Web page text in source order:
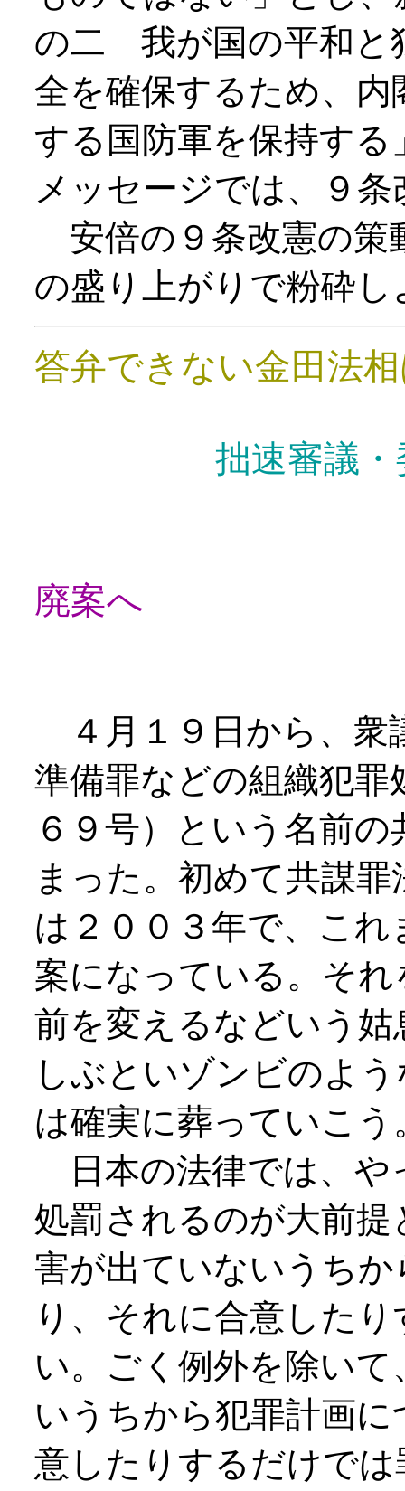
の二 我が国の平和と
全を確保するため、
する国防軍を保持す
メッセージでは、９
安倍の９条改憲の策
の盛り上がりで粉砕し
答弁できない金田法
拙速審議・委員
廃案へ
４月１９日から、衆
準備罪などの組織犯罪
６９号）という名前
まった。初めて共謀
は２００３年で、こ
案になっている。そ
前を変えるなどいう
しぶといゾンビのよ
は確実に葬っていこう
日本の法律では、や
処罰されるのが大前
害が出ていないうち
り、それに合意した
い。ごく例外を除い
いうちから犯罪計画
意したりするだけで